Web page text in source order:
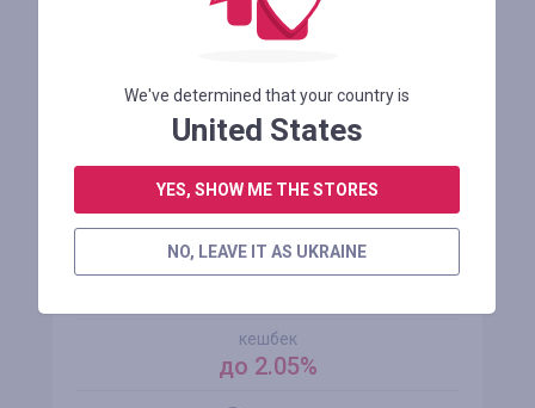
кешбек
до 2.05%
We've determined that your country is
United States
YES, SHOW ME THE STORES
NO, LEAVE IT AS UKRAINE